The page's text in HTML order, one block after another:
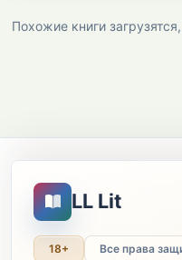
Похожие книги
LL Lit
18+ Все права